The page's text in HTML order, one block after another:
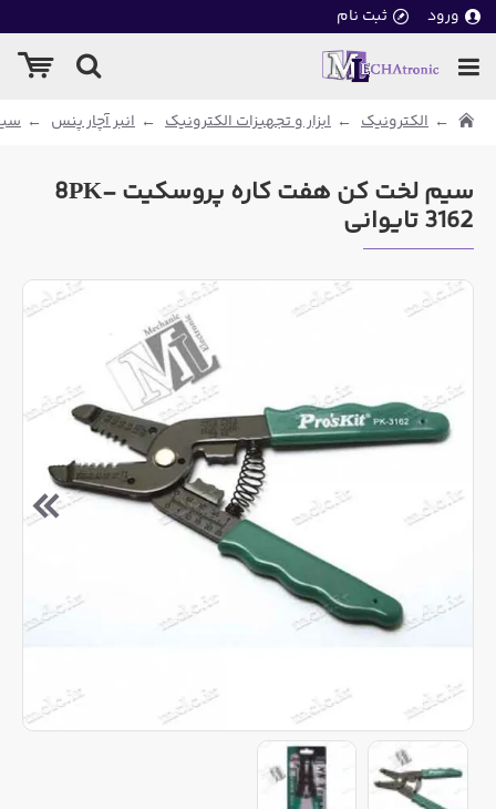
ورود ثبت نام
الکترونیک ابزار و تجهیزات الکترونیک انبر آچار پنس
سیم لخت کن هفت کاره پروسکیت 8PK-
3162 تایوانی